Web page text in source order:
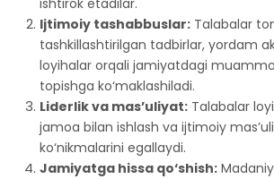
ishtirok etadilar.
Ijtimoiy tashabbuslar: Talabalar
tashkillashtirilgan tadbirlar, yordam
loyihalar orqali jamiyatdagi
topishga ko‘maklashiladi.
Liderlik va mas’uliyat: Talabalar
jamoa bilan ishlash va ijtimoiy
ko‘nikmalarini egallaydi.
Jamiyatga hissa qo‘shish: